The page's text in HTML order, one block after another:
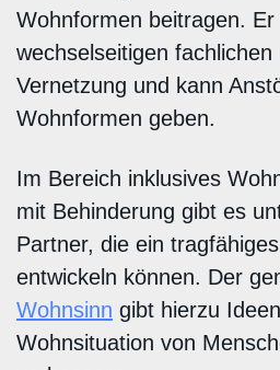
Wohnformen beitragen.
wechselseitigen fachlichen
Vernetzung und kann
Wohnformen geben.
Im Bereich inklusives
mit Behinderung gibt es
Partner, die ein
entwickeln können. Der
Wohnsinn gibt hierzu
Wohnsituation von